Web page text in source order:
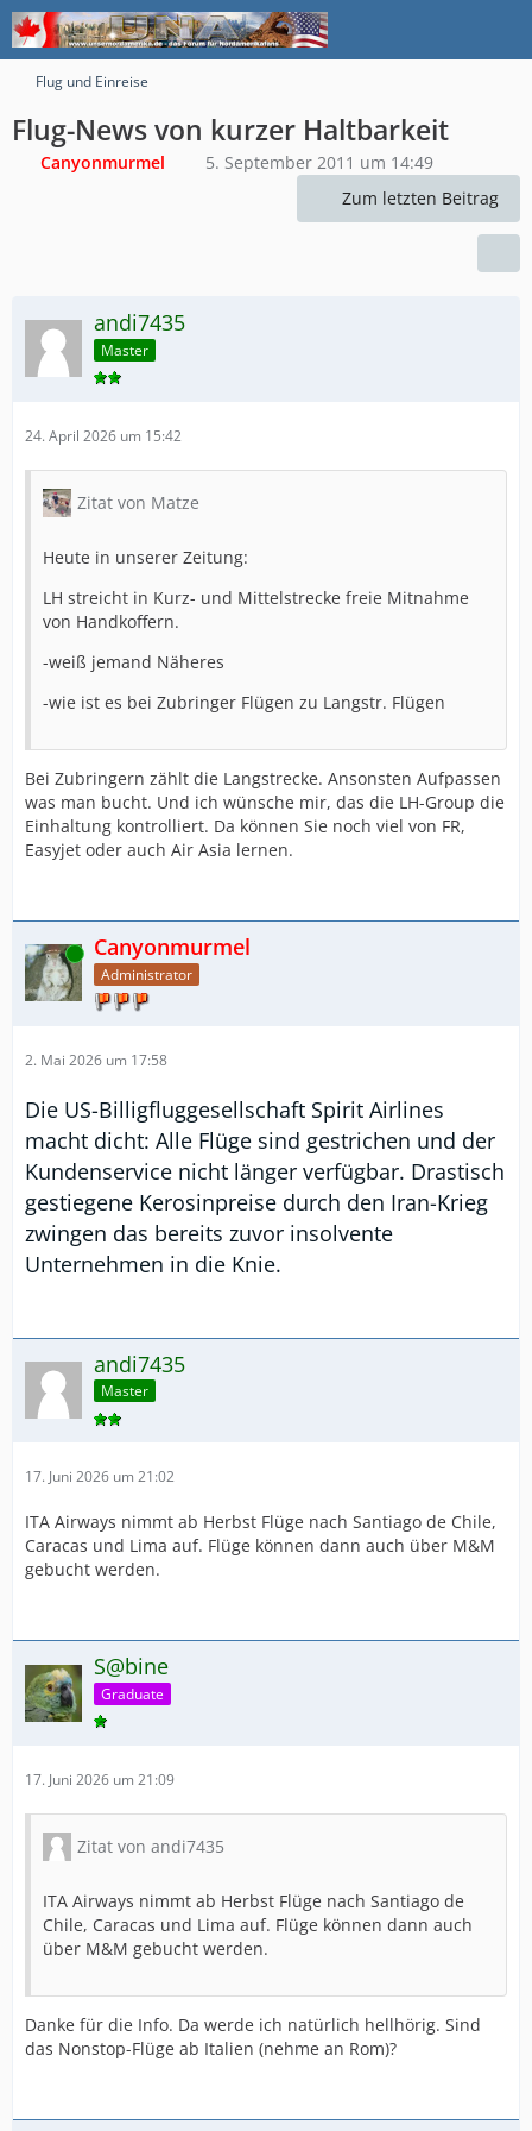
Flug und Einreise
Flug-News von kurzer Haltbarkeit
Canyonmurmel
5. September 2011 um 14:49
Zum letzten Beitrag
andi7435
Master
24. April 2026 um 15:42
Zitat von Matze
Heute in unserer Zeitung:
LH streicht in Kurz- und Mittelstrecke freie Mitnahme
von Handkoffern.
-weiß jemand Näheres
-wie ist es bei Zubringer Flügen zu Langstr. Flügen
Bei Zubringern zählt die Langstrecke. Ansonsten Aufpassen
was man bucht. Und ich wünsche mir, das die LH-Group die
Einhaltung kontrolliert. Da können Sie noch viel von FR,
Easyjet oder auch Air Asia lernen.
Online Canyonmurmel
Administrator
2. Mai 2026 um 17:58
Die US-Billigfluggesellschaft Spirit Airlines
macht dicht: Alle Flüge sind gestrichen und der
Kundenservice nicht länger verfügbar. Drastisch
gestiegene Kerosinpreise durch den Iran-Krieg
zwingen das bereits zuvor insolvente
Unternehmen in die Knie.
andi7435
Master
17. Juni 2026 um 21:02
ITA Airways nimmt ab Herbst Flüge nach Santiago de Chile,
Caracas und Lima auf. Flüge können dann auch über M&M
gebucht werden.
S@bine
Graduate
17. Juni 2026 um 21:09
Zitat von andi7435
ITA Airways nimmt ab Herbst Flüge nach Santiago de
Chile, Caracas und Lima auf. Flüge können dann auch
über M&M gebucht werden.
Danke für die Info. Da werde ich natürlich hellhörig. Sind
das Nonstop-Flüge ab Italien (nehme an Rom)?